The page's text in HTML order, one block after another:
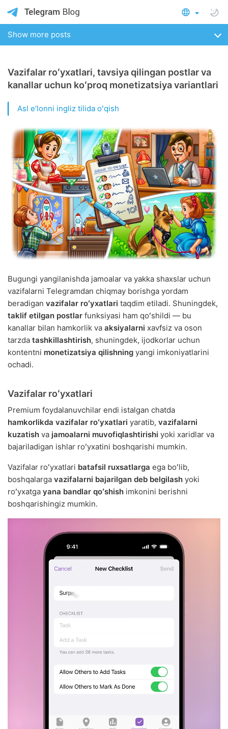
Show more posts
Vazifalar roʻyxatlari, tavsiya qilingan postlar va
kanallar uchun koʻproq monetizatsiya variantlari
Asl eʼlonni ingliz tilida oʻqish
Bugungi yangilanishda jamoalar va yakka shaxslar uchun
vazifalarni Telegramdan chiqmay borishga yordam
beradigan vazifalar roʻyxatlari taqdim etiladi. Shuningdek,
taklif etilgan postlar funksiyasi ham qoʻshildi — bu
kanallar bilan hamkorlik va aksiyalarni xavfsiz va oson
tarzda tashkillashtirish, shuningdek, ijodkorlar uchun
kontentni monetizatsiya qilishning yangi imkoniyatlarini
ochadi.
Vazifalar roʻyxatlari
Premium foydalanuvchilar endi istalgan chatda
hamkorlikda vazifalar roʻyxatlari yaratib, vazifalarni
kuzatish va jamoalarni muvofiqlashtirishi yoki xaridlar va
bajariladigan ishlar roʻyxatini boshqarishi mumkin.
Vazifalar roʻyxatlari batafsil ruxsatlarga ega boʻlib,
boshqalarga vazifalarni bajarilgan deb belgilash yoki
roʻyxatga yana bandlar qoʻshish imkonini berishni
boshqarishingiz mumkin.